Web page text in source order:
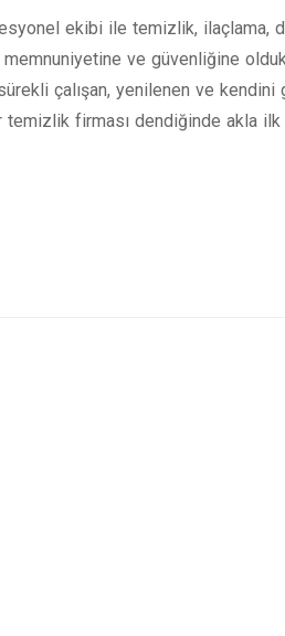
ekibi ile temizlik, ilaçlama,
ve güvenliğine
çalışan, yenilenen ve kendini
temizlik firması dendiğinde akla ilk